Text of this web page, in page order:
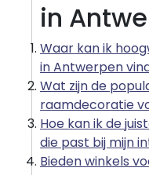
in
Waar kan ik
in Antwerpen
Wat zijn de
raamdecoratie
Hoe kan ik de
die past bij mijn
Bieden winkels